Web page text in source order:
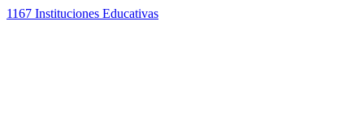
1167 Instituciones Educativas